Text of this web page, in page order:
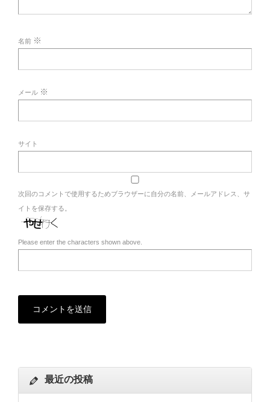
名前 ※
メール ※
サイト
次回のコメントで使用するためブラウザーに自分の名前、メールアドレス、サ
イトを保存する。
Please enter the characters shown above.
最近の投稿